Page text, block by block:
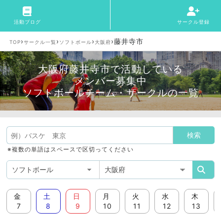
活動ブログ サークル登録
TOP›サークル一覧 › ソフトボール› 大阪府›藤井寺市
大阪府藤井寺市で活動している
メンバー募集中
ソフトボールチーム・サークルの一覧
※複数の単語はスペースで区切ってください
金
7
土
8
日
9
月
10
火
11
水
12
木
13